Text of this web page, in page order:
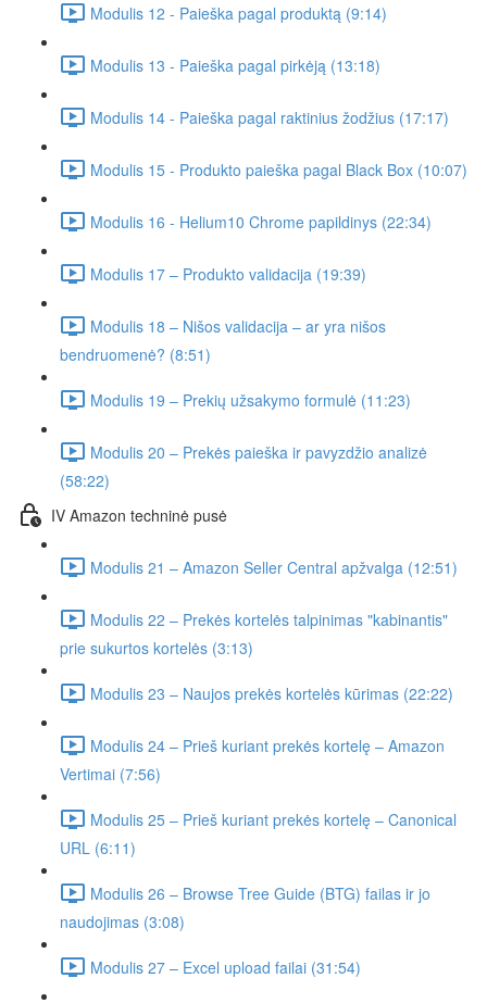
Modulis 12 - Paieška pagal produktą (9:14)
Modulis 13 - Paieška pagal pirkėją (13:18)
Modulis 14 - Paieška pagal raktinius žodžius (17:17)
Modulis 15 - Produkto paieška pagal Black Box (10:07)
Modulis 16 - Helium10 Chrome papildinys (22:34)
Modulis 17 – Produkto validacija (19:39)
Modulis 18 – Nišos validacija – ar yra nišos
bendruomenė? (8:51)
Modulis 19 – Prekių užsakymo formulė (11:23)
Modulis 20 – Prekės paieška ir pavyzdžio analizė
(58:22)
IV Amazon techninė pusė
Modulis 21 – Amazon Seller Central apžvalga (12:51)
Modulis 22 – Prekės kortelės talpinimas "kabinantis"
prie sukurtos kortelės (3:13)
Modulis 23 – Naujos prekės kortelės kūrimas (22:22)
Modulis 24 – Prieš kuriant prekės kortelę – Amazon
Vertimai (7:56)
Modulis 25 – Prieš kuriant prekės kortelę – Canonical
URL (6:11)
Modulis 26 – Browse Tree Guide (BTG) failas ir jo
naudojimas (3:08)
Modulis 27 – Excel upload failai (31:54)